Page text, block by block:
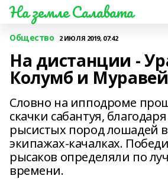
На земле Салавата
Общество 2 ИЮЛЯ 2019, 07:42
На дистанции -
Колумб и Муравей
Словно на ипподроме
скачки сабантуя,
рысистых пород лошадей
экипажах-качалках.
рысаков определяли по
времени.